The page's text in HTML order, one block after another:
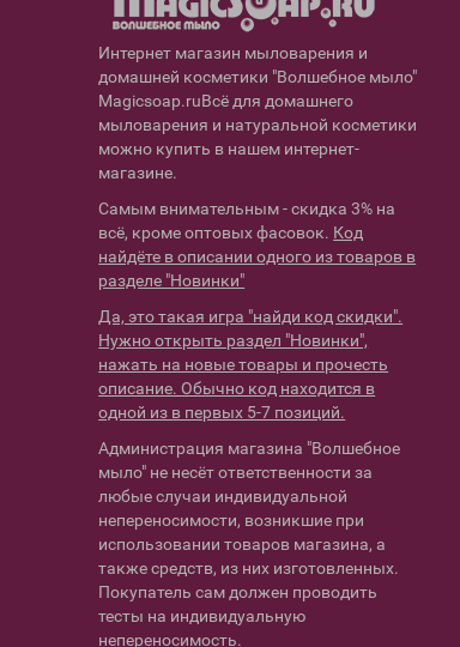
Интернет магазин мыловарения и
домашней косметики "Волшебное мыло"
Magicsoap.ruВсё для домашнего
мыловарения и натуральной косметики
можно купить в нашем интернет-
магазине.
Самым внимательным - скидка 3% на
всё, кроме оптовых фасовок. Код
найдёте в описании одного из товаров в
разделе "Новинки"
Да, это такая игра "найди код скидки".
Нужно открыть раздел "Новинки",
нажать на новые товары и прочесть
описание. Обычно код находится в
одной из в первых 5-7 позиций.
Администрация магазина "Волшебное
мыло" не несёт ответственности за
любые случаи индивидуальной
непереносимости, возникшие при
использовании товаров магазина, а
также средств, из них изготовленных.
Покупатель сам должен проводить
тесты на индивидуальную
непереносимость.